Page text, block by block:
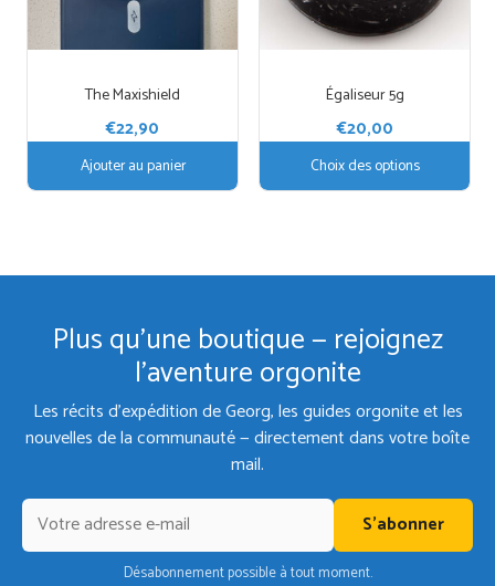
The Maxishield
€22,90
Ajouter au panier
Égaliseur 5g
€20,00
Choix des options
peuvent
être
du
Plus qu'une boutique — rejoignez
l'aventure orgonite
Les récits d'expédition de Georg, les guides orgonite et les
nouvelles de la communauté — directement dans votre boîte
mail.
S'abonner
Désabonnement possible à tout moment.